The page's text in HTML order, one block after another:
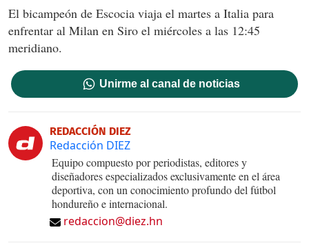
El bicampeón de Escocia viaja el martes a Italia para
enfrentar al Milan en Siro el miércoles a las 12:45
meridiano.
Unirme al canal de noticias
REDACCIÓN DIEZ
Redacción DIEZ
Equipo compuesto por periodistas, editores y
diseñadores especializados exclusivamente en el área
deportiva, con un conocimiento profundo del fútbol
hondureño e internacional.
redaccion@diez.hn